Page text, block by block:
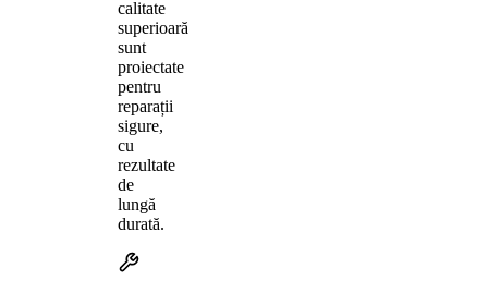
calitate
superioară
sunt
proiectate
pentru
reparații
sigure,
cu
rezultate
de
lungă
durată.